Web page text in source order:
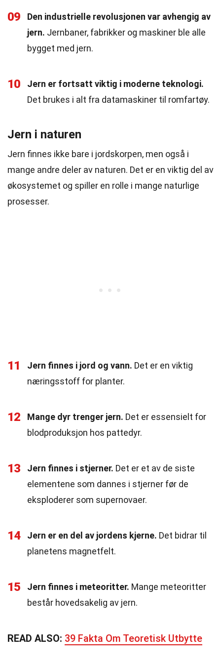
09
Den industrielle revolusjonen var avhengig av
jern. Jernbaner, fabrikker og maskiner ble alle
bygget med jern.
10
Jern er fortsatt viktig i moderne teknologi.
Det brukes i alt fra datamaskiner til romfartøy.
Jern i naturen
Jern finnes ikke bare i jordskorpen, men også i
mange andre deler av naturen. Det er en viktig del av
økosystemet og spiller en rolle i mange naturlige
prosesser.
11 Jern finnes i jord og vann. Det er en viktig
næringsstoff for planter.
12 Mange dyr trenger jern. Det er essensielt for
blodproduksjon hos pattedyr.
13 Jern finnes i stjerner. Det er et av de siste
elementene som dannes i stjerner før de
eksploderer som supernovaer.
14 Jern er en del av jordens kjerne. Det bidrar til
planetens magnetfelt.
15 Jern finnes i meteoritter. Mange meteoritter
består hovedsakelig av jern.
READ ALSO: 39 Fakta Om Teoretisk Utbytte